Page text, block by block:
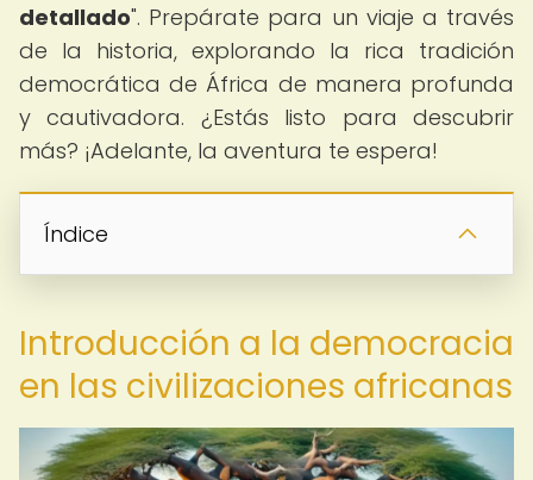
detallado". Prepárate para un viaje a través
de la historia, explorando la rica tradición
democrática de África de manera profunda
y cautivadora. ¿Estás listo para descubrir
más? ¡Adelante, la aventura te espera!
Índice
Introducción a la democracia
en las civilizaciones africanas